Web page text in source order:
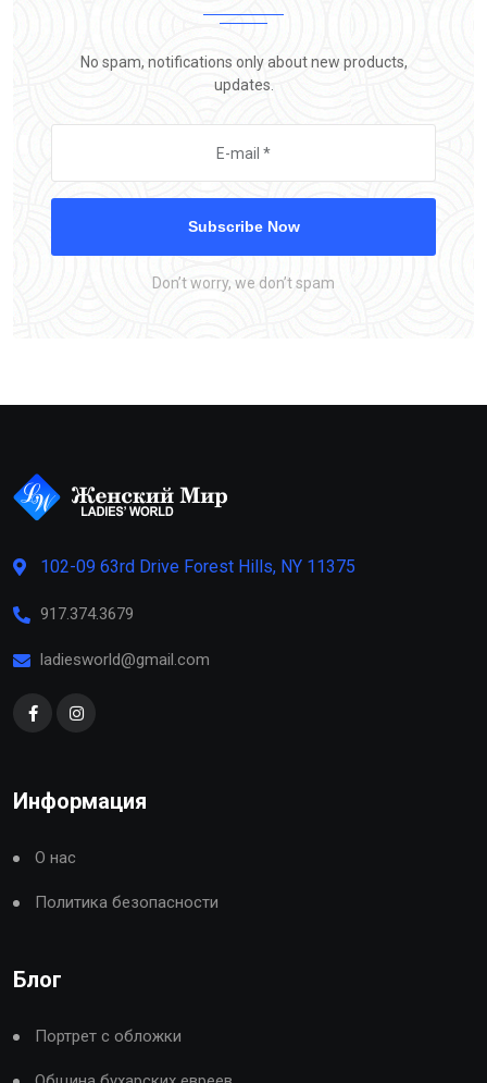
No spam, notifications only about new products,
updates.
Subscribe Now
Don’t worry, we don’t spam
102-09 63rd Drive Forest Hills, NY 11375
917.374.3679
ladiesworld@gmail.com
Информация
О нас
Политика безопасности
Блог
Портрет с обложки